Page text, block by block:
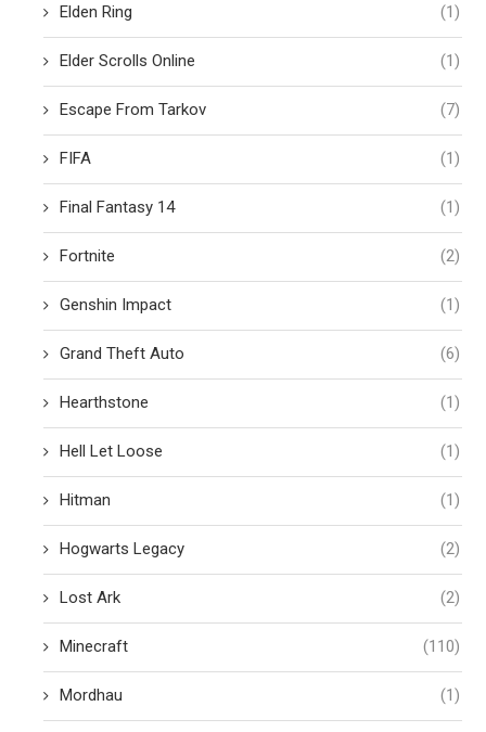
Elden Ring (1)
Elder Scrolls Online (1)
Escape From Tarkov (7)
FIFA (1)
Final Fantasy 14 (1)
Fortnite (2)
Genshin Impact (1)
Grand Theft Auto (6)
Hearthstone (1)
Hell Let Loose (1)
Hitman (1)
Hogwarts Legacy (2)
Lost Ark (2)
Minecraft (110)
Mordhau (1)